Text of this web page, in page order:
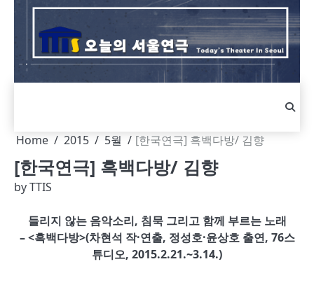
Skip
content
Home 2015 5월 [한국연극] 흑백다방/ 김향
[한국연극] 흑백다방/ 김향
byTTIS
들리지 않는 음악소리, 침묵 그리고 함께 부르는 노래
– <흑백다방>(차현석 작·연출, 정성호·윤상호 출연, 76스
튜디오, 2015.2.21.~3.14.)